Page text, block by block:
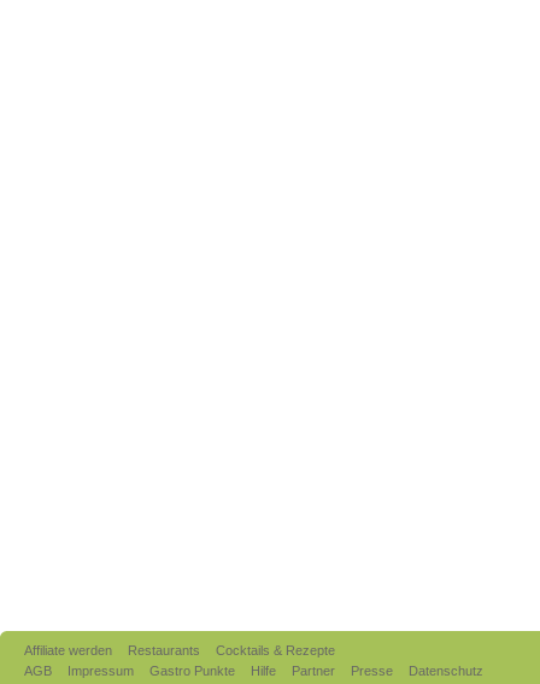
Affiliate werden Restaurants
Cocktails & Rezepte
AGB
Impressum Gastro Punkte Hilfe Partner Presse Datenschutz